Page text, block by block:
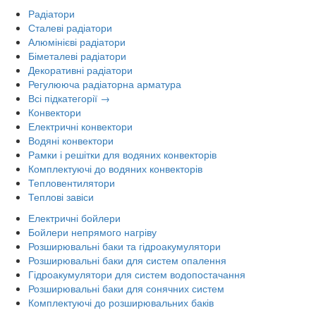
Радіатори
Сталеві радіатори
Алюмінієві радіатори
Біметалеві радіатори
Декоративні радіатори
Регулююча радіаторна арматура
Всі підкатегорії →
Конвектори
Електричні конвектори
Водяні конвектори
Рамки і решітки для водяних конвекторів
Комплектуючі до водяних конвекторів
Тепловентилятори
Теплові завіси
Електричні бойлери
Бойлери непрямого нагріву
Розширювальні баки та гідроакумулятори
Розширювальні баки для систем опалення
Гідроакумулятори для систем водопостачання
Розширювальні баки для сонячних систем
Комплектуючі до розширювальних баків